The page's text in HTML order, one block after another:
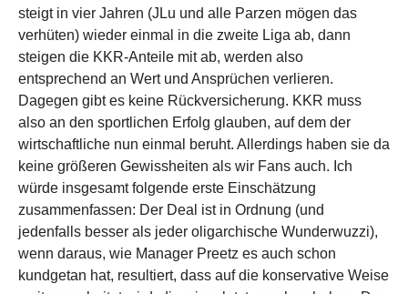
steigt in vier Jahren (JLu und alle Parzen mögen das
verhüten) wieder einmal in die zweite Liga ab, dann
steigen die KKR-Anteile mit ab, werden also
entsprechend an Wert und Ansprüchen verlieren.
Dagegen gibt es keine Rückversicherung. KKR muss
also an den sportlichen Erfolg glauben, auf dem der
wirtschaftliche nun einmal beruht. Allerdings haben sie da
keine größeren Gewissheiten als wir Fans auch. Ich
würde insgesamt folgende erste Einschätzung
zusammenfassen: Der Deal ist in Ordnung (und
jedenfalls besser als jeder oligarchische Wunderwuzzi),
wenn daraus, wie Manager Preetz es auch schon
kundgetan hat, resultiert, dass auf die konservative Weise